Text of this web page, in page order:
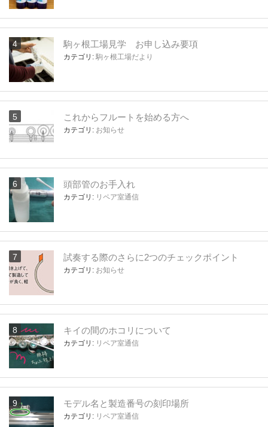
駒ヶ根工場見学 お申し込み要項
カテゴリ: 駒ヶ根工場だより
これからフルートを始める方へ
カテゴリ: お知らせ
頭部管のお手入れ
カテゴリ: リペア室通信
試奏する際のさらに2つのチェックポイント
カテゴリ: お知らせ
キイの間のホコリについて
カテゴリ: リペア室通信
モデル名と製造番号の刻印場所
カテゴリ: リペア室通信